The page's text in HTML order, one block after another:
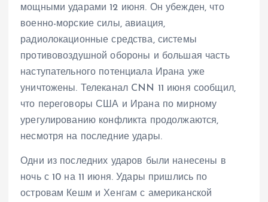
мощными ударами 12 июня. Он убежден, что
военно-морские силы, авиация,
радиолокационные средства, системы
противовоздушной обороны и большая часть
наступательного потенциала Ирана уже
уничтожены. Телеканал CNN 11 июня сообщил,
что переговоры США и Ирана по мирному
урегулированию конфликта продолжаются,
несмотря на последние удары.
Одни из последних ударов были нанесены в
ночь с 10 на 11 июня. Удары пришлись по
островам Кешм и Хенгам с американской